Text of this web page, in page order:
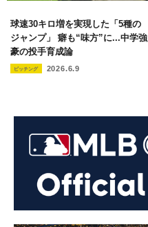
球速30キロ増を実現した「5種の
ジャンプ」 癖も“味方”に...中学強
豪の投手育成論
ピッチング 2026.6.9